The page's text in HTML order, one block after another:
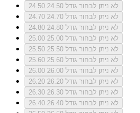
24.50
לא ניתן לבחור גודל 24.50
24.70
לא ניתן לבחור גודל 24.70
24.80
לא ניתן לבחור גודל 24.80
25.00
לא ניתן לבחור גודל 25.00
25.50
לא ניתן לבחור גודל 25.50
25.60
לא ניתן לבחור גודל 25.60
26.00
לא ניתן לבחור גודל 26.00
26.20
לא ניתן לבחור גודל 26.20
26.30
לא ניתן לבחור גודל 26.30
26.40
לא ניתן לבחור גודל 26.40